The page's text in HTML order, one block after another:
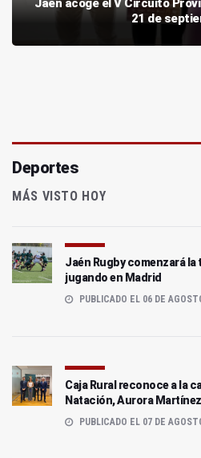
Jaén acoge el V Circuito
21 de
Deportes
MÁS VISTO HOY
Jaén Rugby comenzará la
jugando en Madrid
PUBLICADO EL 06 DE
Caja Rural reconoce a la
Natación, Aurora Martínez
PUBLICADO EL 07 DE